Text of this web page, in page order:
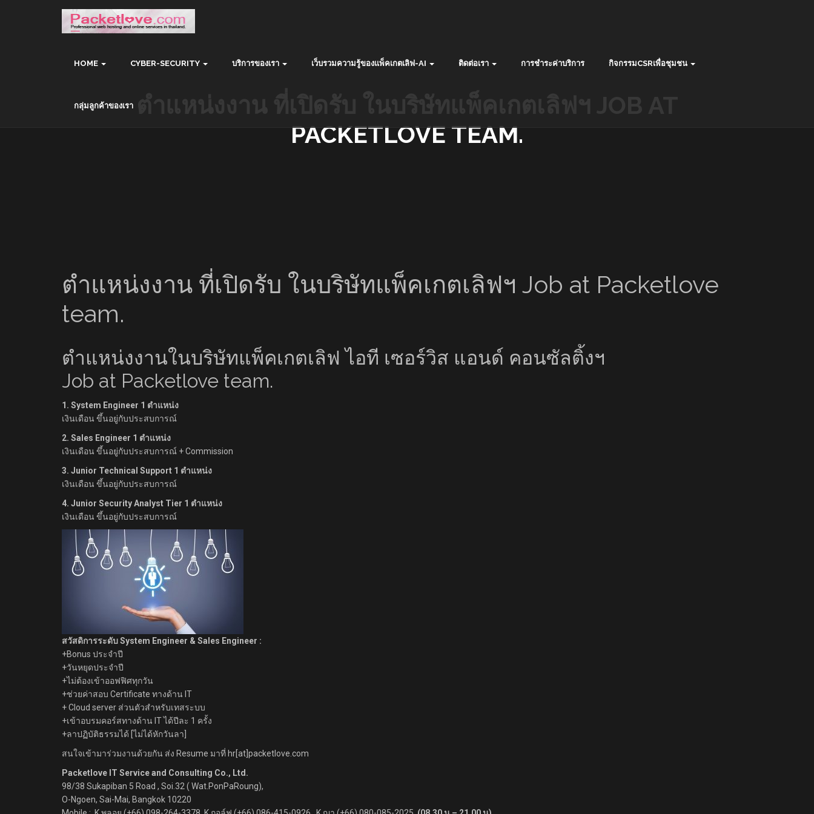
HOME CYBER-SECURITY บริการของเรา เว็บรวมความรู้ของแพ็คเกตเลิฟ-AI ติดต่อเรา การชำระค่าบริการ กิจกรรมCSRเพื่อชุมชน
กลุ่มลูกค้าของเรา
PACKETLOVE TEAM.
ตำแหน่งงาน ที่เปิดรับ ในบริษัทแพ็คเกตเลิฟฯ Job at Packetlove
team.
ตำแหน่งงานในบริษัทแพ็คเกตเลิฟ ไอที เซอร์วิส แอนด์ คอนซัลติ้งฯ
Job at Packetlove team.
1. System Engineer 1 ตำแหน่ง
เงินเดือน ขึ้นอยู่กับประสบการณ์
2. Sales Engineer 1 ตำแหน่ง
เงินเดือน ขึ้นอยู่กับประสบการณ์ + Commission
3. Junior Technical Support 1 ตำแหน่ง
เงินเดือน ขึ้นอยู่กับประสบการณ์
4. Junior Security Analyst Tier 1 ตำแหน่ง
เงินเดือน ขึ้นอยู่กับประสบการณ์
สวัสดิการระดับ System Engineer & Sales Engineer :
+Bonus ประจำปี
+วันหยุดประจำปี
+ไม่ต้องเข้าออฟฟิศทุกวัน
+ช่วยค่าสอบ Certificate ทางด้าน IT
+ Cloud server ส่วนตัวสำหรับเทสระบบ
+เข้าอบรมคอร์สทางด้าน IT ได้ปีละ 1 ครั้ง
+ลาปฏิบัติธรรมได้ [ไม่ได้หักวันลา]
สนใจเข้ามาร่วมงานด้วยกัน ส่ง Resume มาที่ hr[at]packetlove.com
Packetlove IT Service and Consulting Co., Ltd.
98/38 Sukapiban 5 Road , Soi.32 ( Wat.PonPaRoung),
O-Ngoen, Sai-Mai, Bangkok 10220